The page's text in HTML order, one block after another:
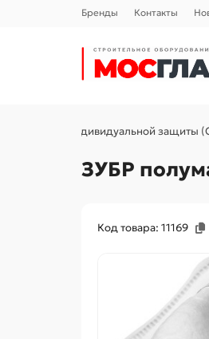
Бренды Контакты
Средства индивидуальной защиты
ЗУБР
Код товара: 11169